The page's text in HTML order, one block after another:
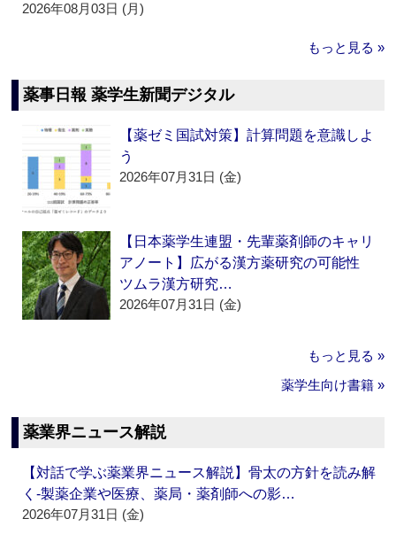
2026年08月03日 (月)
もっと見る »
薬事日報 薬学生新聞デジタル
【薬ゼミ国試対策】計算問題を意識しよ
う
2026年07月31日 (金)
【日本薬学生連盟・先輩薬剤師のキャリ
アノート】広がる漢方薬研究の可能性
ツムラ漢方研究…
2026年07月31日 (金)
もっと見る »
薬学生向け書籍 »
薬業界ニュース解説
【対話で学ぶ薬業界ニュース解説】骨太の方針を読み解
く‐製薬企業や医療、薬局・薬剤師への影…
2026年07月31日 (金)